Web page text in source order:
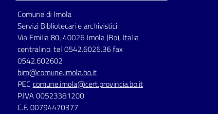
lettura
Seguici
su
Comune di Imola
Servizi Bibliotecari e archivistici
Via Emilia 80, 40026 Imola (Bo), Italia
centralino: tel 0542.6026.36 fax
0542.602602
bim@comune.imola.bo.it
PEC comune.imola@cert.provincia.bo.it
P.IVA 00523381200
C.F. 00794470377